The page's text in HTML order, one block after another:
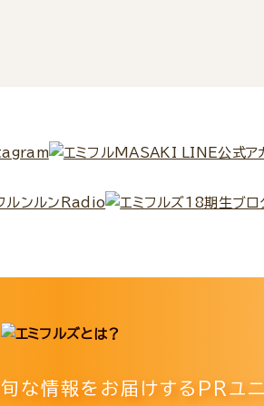
旬な情報をお届けするPRユ